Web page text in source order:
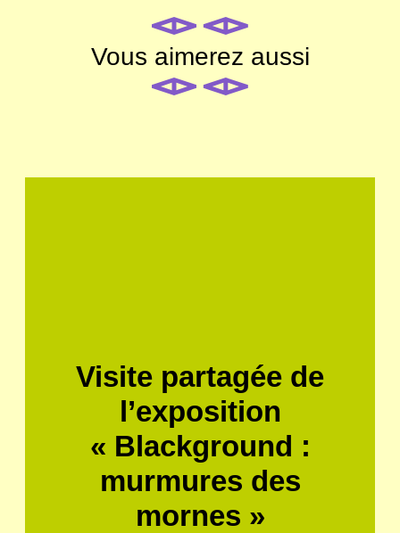
Vous aimerez aussi
Visite partagée de
l’exposition
« Blackground :
murmures des
mornes »